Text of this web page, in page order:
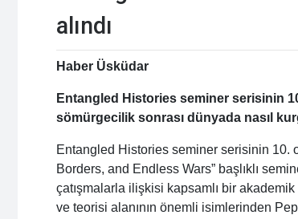
alındı
Haber Üsküdar
Entangled Histories seminer serisinin
sömürgecilik sonrası dünyada nasıl
Entangled Histories seminer serisinin 10.
Borders, and Endless Wars” başlıklı
çatışmalarla ilişkisi kapsamlı bir
ve teorisi alanının önemli isimlerinden